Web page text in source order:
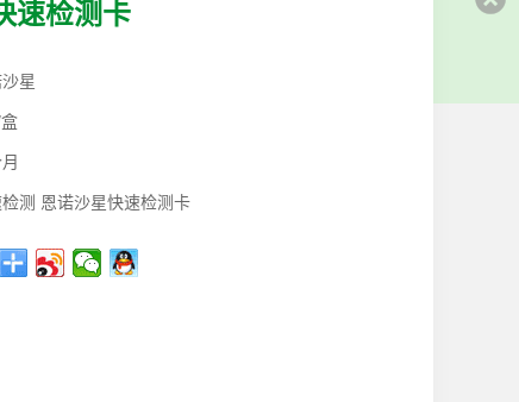
速检测卡
星
测 恩诺沙星快速检测卡